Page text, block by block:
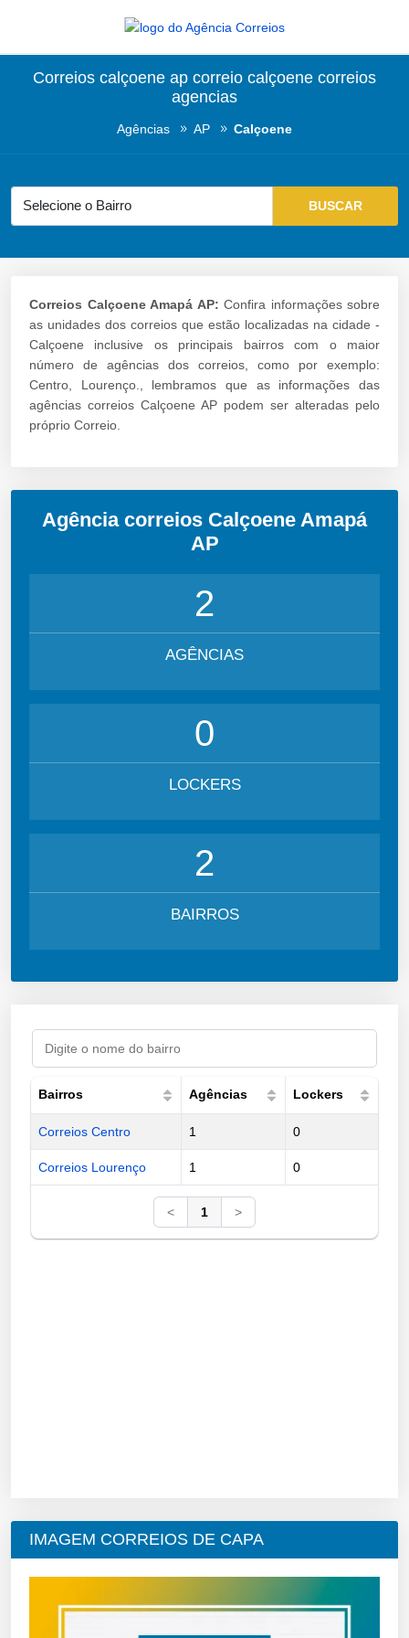
Correios calçoene ap correio calçoene correios
agencias
Agências AP Calçoene
Correios Calçoene Amapá AP: Confira informações sobre
as unidades dos correios que estão localizadas na cidade -
Calçoene inclusive os principais bairros com o maior
número de agências dos correios, como por exemplo:
Centro, Lourenço., lembramos que as informações das
agências correios Calçoene AP podem ser alteradas pelo
próprio Correio.
Agência correios Calçoene Amapá
AP
2
AGÊNCIAS
0
LOCKERS
2
BAIRROS
Bairros Agências Lockers
Correios Centro 1 0
Correios Lourenço 1 0
< 1 >
IMAGEM CORREIOS DE CAPA